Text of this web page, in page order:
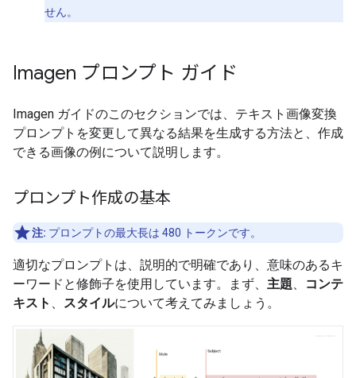
せん。
Imagen プロンプト ガイド
Imagen ガイドのこのセクションでは、テキスト画像変換
プロンプトを変更して異なる結果を生成する方法と、作成
できる画像の例について説明します。
プロンプト作成の基本
注: プロンプトの最大長は 480 トークンです。
適切なプロンプトは、説明的で明確であり、意味のあるキ
ーワードと修飾子を使用しています。まず、 主題、
コンテ
キスト 、 スタイルについて考えてみましょう。